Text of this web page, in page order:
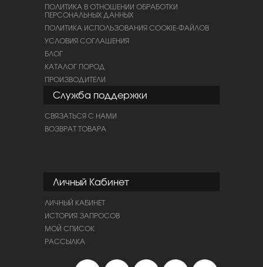
ПОЛИТИКА В ОТНОШЕНИИ ОБРАБОТКИ
ПЕРСОНАЛЬНЫХ ДАННЫХ
ПОЛИТИКА ИСПОЛЬЗОВАНИЯ COOKIE-ФАЙЛОВ
УСЛОВИЯ СОГЛАШЕНИЯ
БЛОГ
КАТАЛОГ ПОРОД
ПРОИЗВОДИТЕЛИ
Служба поддержки
СВЯЗАТЬСЯ С НАМИ
ВОЗВРАТ ТОВАРА
Личный Кабинет
ЛИЧНЫЙ КАБИНЕТ
ИСТОРИЯ ЗАПРОСОВ
МОЙ СПИСОК
РАССЫЛКА